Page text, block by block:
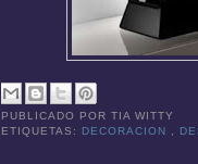
PUBLICADO PORTIA WITTY
ETIQUETAS: DECORACION